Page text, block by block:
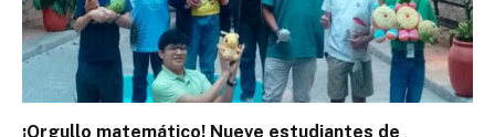
¡Orgullo matemático! Nueve estudiantes de